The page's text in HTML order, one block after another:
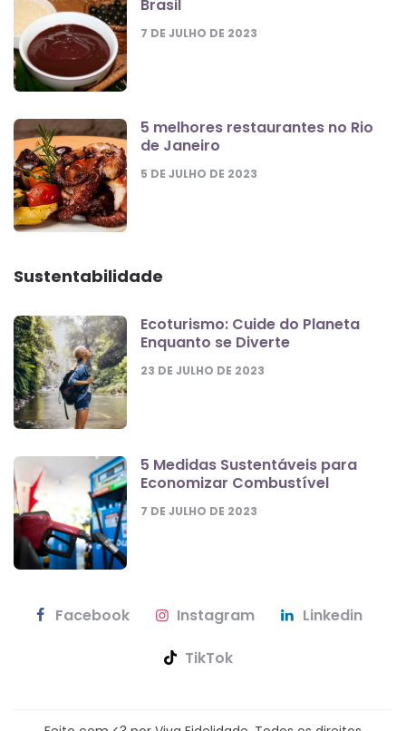
Brasil
7 DE JULHO DE 2023
5 melhores restaurantes no Rio
de Janeiro
5 DE JULHO DE 2023
Sustentabilidade
Ecoturismo: Cuide do Planeta
Enquanto se Diverte
23 DE JULHO DE 2023
5 Medidas Sustentáveis para
Economizar Combustível
7 DE JULHO DE 2023
Facebook Instagram Linkedin
TikTok